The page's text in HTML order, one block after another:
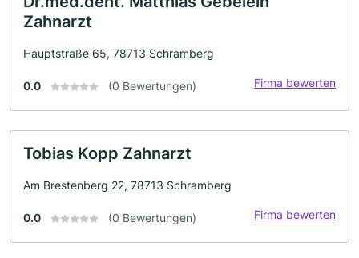
Zahnarzt
Hauptstraße 65, 78713 Schramberg
0.0 (0 Bewertungen) Firma bewerten
Tobias Kopp Zahnarzt
Am Brestenberg 22, 78713 Schramberg
0.0 (0 Bewertungen) Firma bewerten